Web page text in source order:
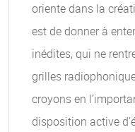
oriente dans la
est de donner à
inédites, qui ne
grilles
croyons en
disposition active